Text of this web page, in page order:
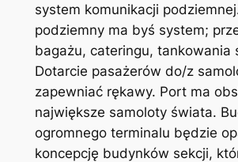
system komunikacji
podziemny ma byś system;
bagażu, cateringu, tankowania
Dotarcie pasażerów do/z
zapewniać rękawy. Port ma
największe samoloty świata.
ogromnego terminalu będzie
koncepcję budynków sekcji,